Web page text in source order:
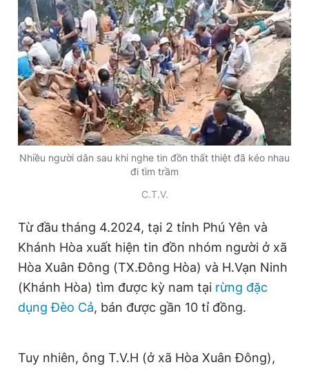
Đọc Thanh Niên trên điện thoại
Theo dõi báo trên
Hotline
0906 645 777
Liên hệ quảng cáo
0908 780 404
Phó tổng biên tập thường trực: Hải Thành
Phó tổng biên tập: Lâm Hiếu Dũng
Phó tổng biên tập: Trần Việt Hưng
Tổng thư ký tòa soạn: Đức Trung
Giấy phép xuất bản số 110/GP - BTTTT cấp ngày 24.3.2020
© 2003-2026 Bản quyền thuộc về Báo Thanh Niên. Cấm sao
chép dưới mọi hình thức nếu không có sự chấp thuận bằng văn
bản. Phát triển bởi ePi Technologies, JSC.
Nhiều người dân sau khi nghe tin đồn thất thiệt đã kéo nhau
đi tìm trầm
C.T.V.
Từ đầu tháng 4.2024, tại 2 tỉnh Phú Yên và
Khánh Hòa xuất hiện tin đồn nhóm người ở xã
Hòa Xuân Đông (TX.Đông Hòa) và H.Vạn Ninh
(Khánh Hòa) tìm được kỳ nam tại rừng đặc
dụng Đèo Cả, bán được gần 10 tỉ đồng.
Tuy nhiên, ông T.V.H (ở xã Hòa Xuân Đông),